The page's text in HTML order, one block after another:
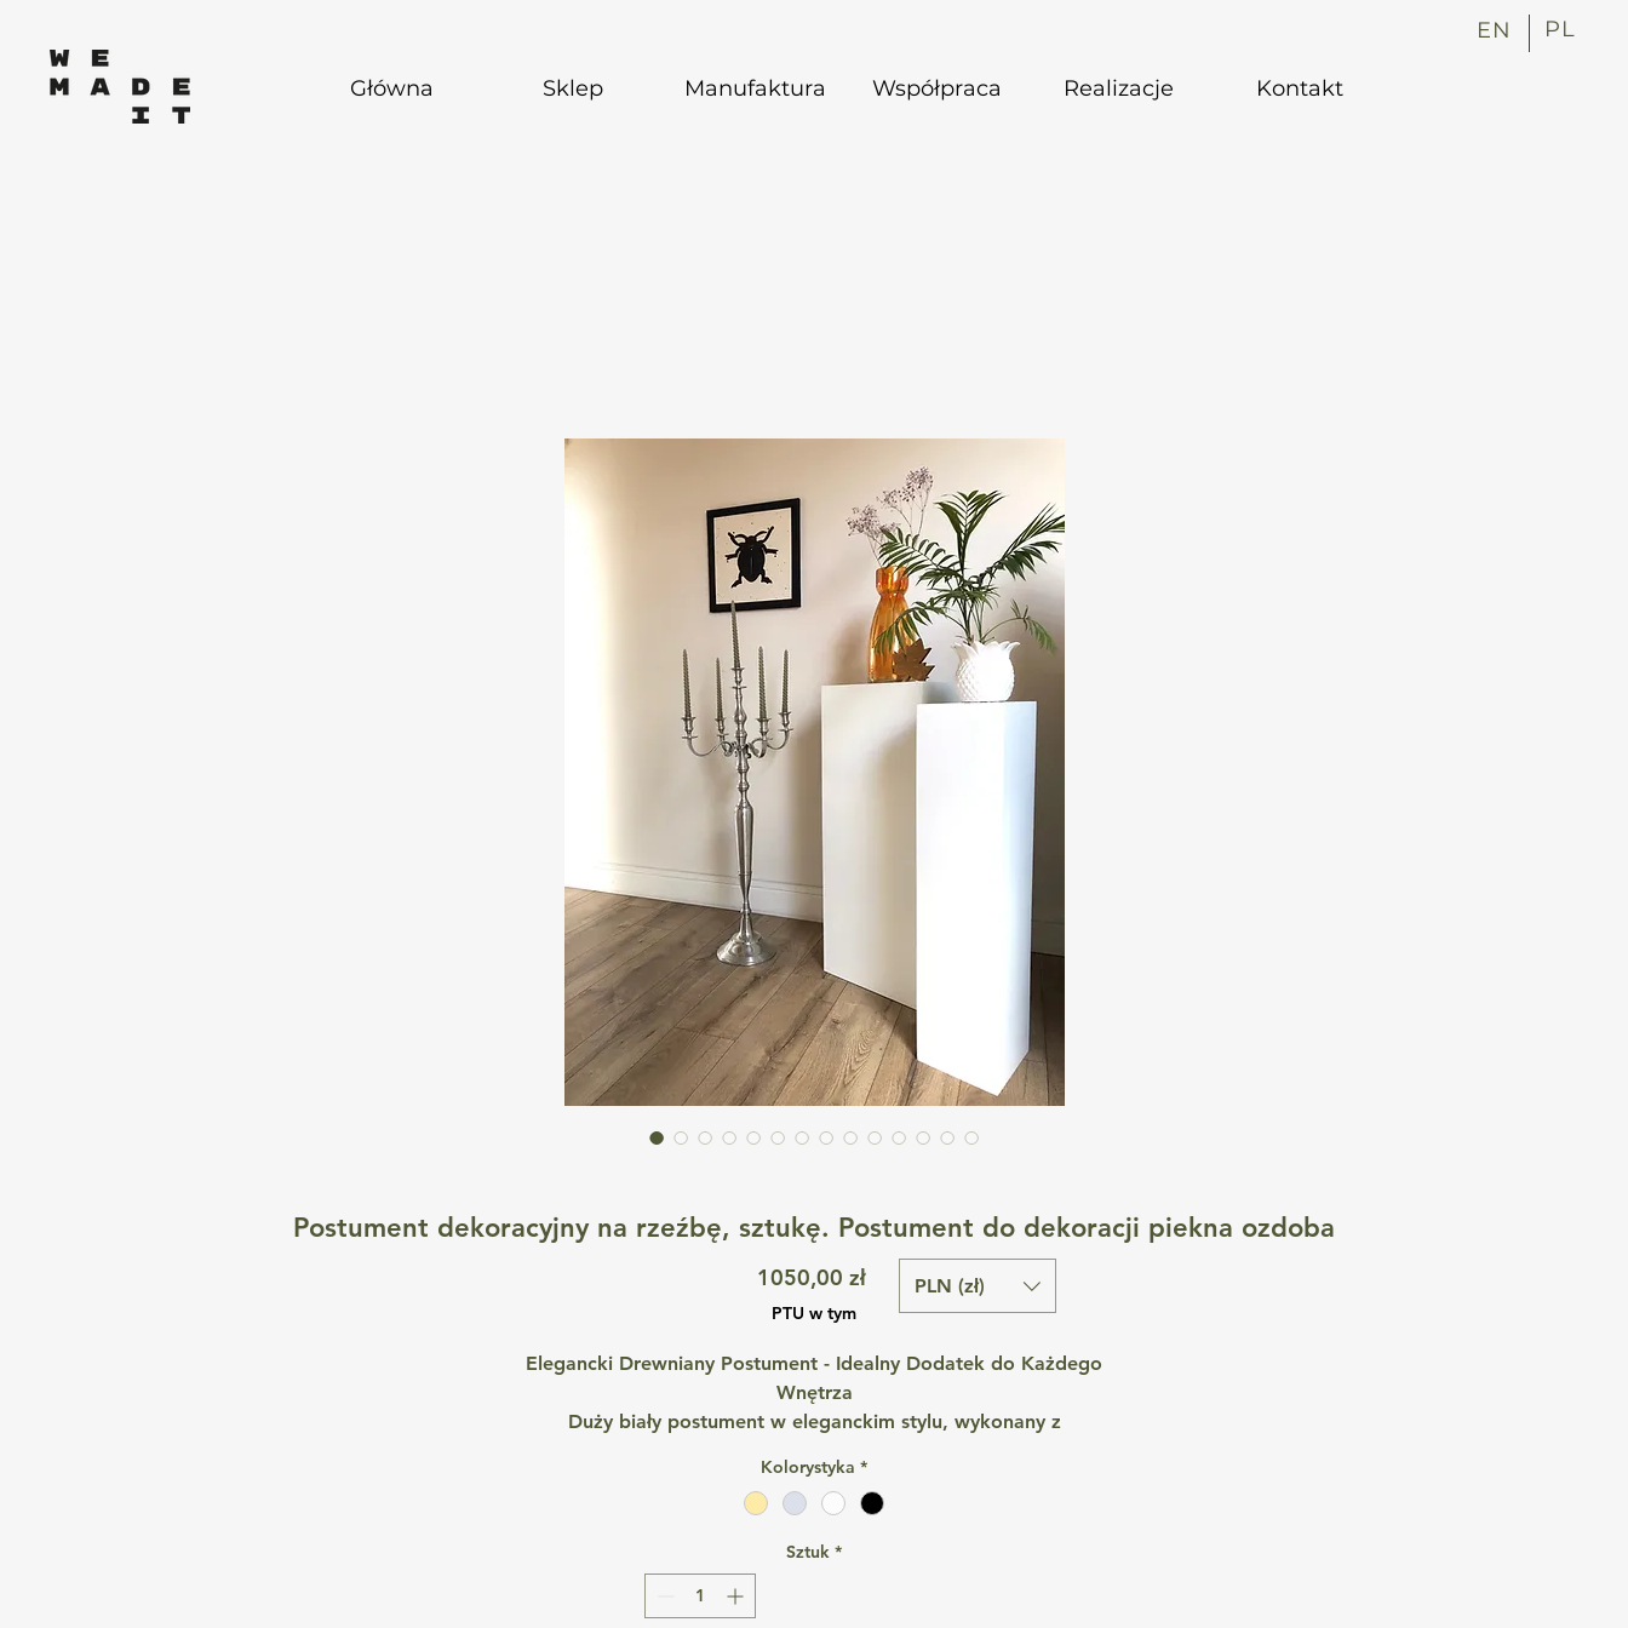
Główna Sklep Manufaktura Współpraca Realizacje Kontakt
EN PL
Postument dekoracyjny na rzeźbę, sztukę. Postument do dekoracji piekna ozdoba
1050,00 złCena
PTU w tym
Elegancki Drewniany Postument - Idealny Dodatek do Każdego
Wnętrza
Duży biały postument w eleganckim stylu, wykonany z
Ponadczasowy element dekoracyjny, który doskonale sprawdzi
się zarówno w aranżacji domowych wnętrz, jak i element
Idealnie sprawdzi się także jako gustowna i elegancka
Kolorystyka *
Sztuk *
PLN (zł)